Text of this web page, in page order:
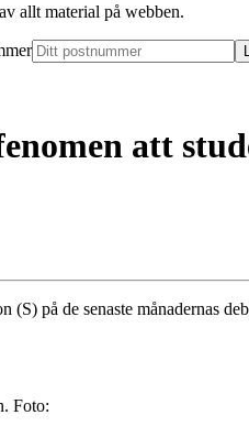
allt material på webben.
att
på de senaste månadernas
Foto: